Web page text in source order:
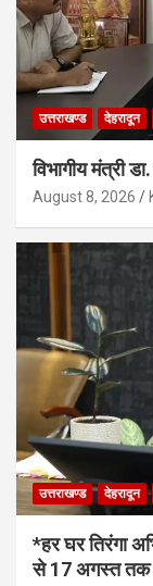
उत्तराखण्ड देहरादून
विभागीय मंत्री
August 8, 2026
उत्तराखण्ड देहरादून
*हर घर तिरंगा
से 17 अगस्त तक